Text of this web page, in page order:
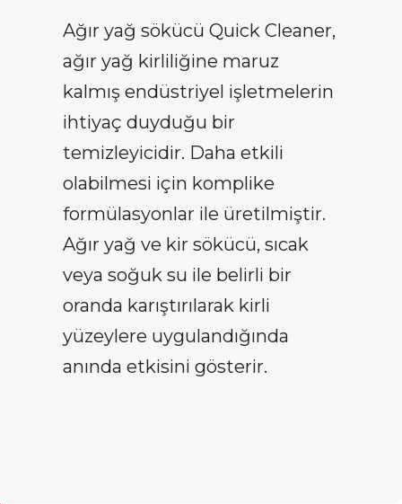
Ağır yağ sökücü Quick Cleaner,
ağır yağ kirliliğine maruz
kalmış endüstriyel işletmelerin
ihtiyaç duyduğu bir
temizleyicidir. Daha etkili
olabilmesi için komplike
formülasyonlar ile üretilmiştir.
Ağır yağ ve kir sökücü, sıcak
veya soğuk su ile belirli bir
oranda karıştırılarak kirli
yüzeylere uygulandığında
anında etkisini gösterir.